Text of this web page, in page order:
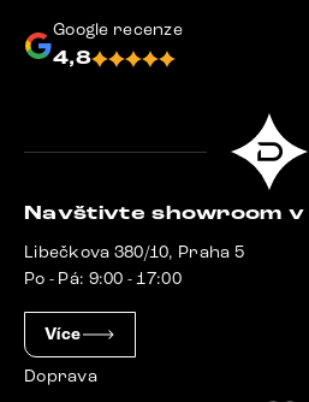
Google recenze
4,8
Navštivte showroom v
Libečkova 380/10, Praha 5
Po - Pá: 9:00 - 17:00
Více
Doprava